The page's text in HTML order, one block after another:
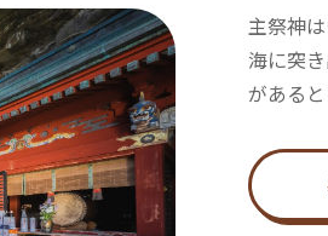
主祭神
海に突
があると